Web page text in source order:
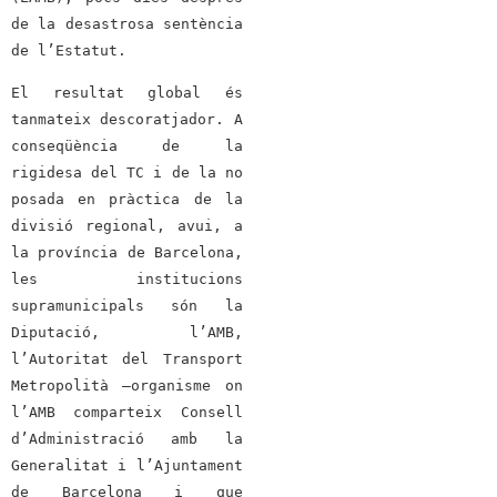
de la desastrosa sentència
de l’Estatut.
El resultat global és
tanmateix descoratjador. A
conseqüència de la
rigidesa del TC i de la no
posada en pràctica de la
divisió regional, avui, a
la província de Barcelona,
les institucions
supramunicipals són la
Diputació, l’AMB,
l’Autoritat del Transport
Metropolità –organisme on
l’AMB comparteix Consell
d’Administració amb la
Generalitat i l’Ajuntament
de Barcelona i que